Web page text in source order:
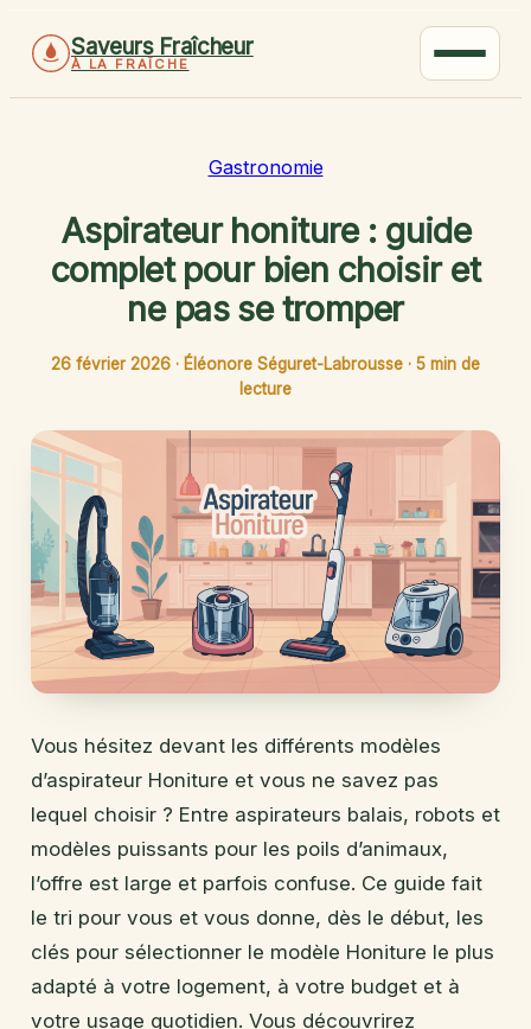
Saveurs Fraîcheur
À LA FRAÎCHE
Gastronomie
Aspirateur honiture : guide
complet pour bien choisir et
ne pas se tromper
26 février 2026 · Éléonore Séguret-Labrousse · 5 min de
lecture
Vous hésitez devant les différents modèles
d’aspirateur Honiture et vous ne savez pas
lequel choisir ? Entre aspirateurs balais, robots et
modèles puissants pour les poils d’animaux,
l’offre est large et parfois confuse. Ce guide fait
le tri pour vous et vous donne, dès le début, les
clés pour sélectionner le modèle Honiture le plus
adapté à votre logement, à votre budget et à
votre usage quotidien. Vous découvrirez